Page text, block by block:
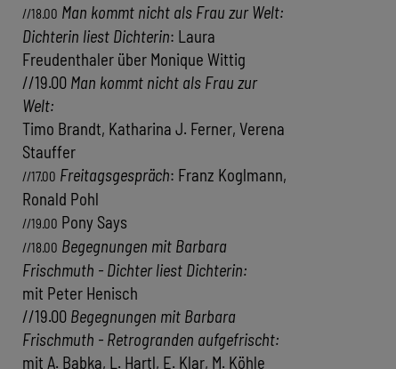
//18.00 Man kommt nicht als Frau zur Welt:
Dichterin liest Dichterin: Laura
Freudenthaler über Monique Wittig
//19.00 Man kommt nicht als Frau zur
Welt:
Timo Brandt, Katharina J. Ferner, Verena
Stauffer
//17.00 Freitagsgespräch: Franz Koglmann,
Ronald Pohl
//19.00 Pony Says
//18.00 Begegnungen mit Barbara
Frischmuth - Dichter liest Dichterin:
mit Peter Henisch
//19.00 Begegnungen mit Barbara
Frischmuth - Retrogranden aufgefrischt:
mit A. Babka, L. Hartl, E. Klar, M. Köhle